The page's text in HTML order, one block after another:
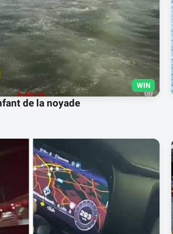
WIN
de la noyade